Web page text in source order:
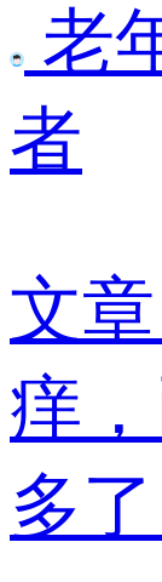
老
者
文章
痒
多